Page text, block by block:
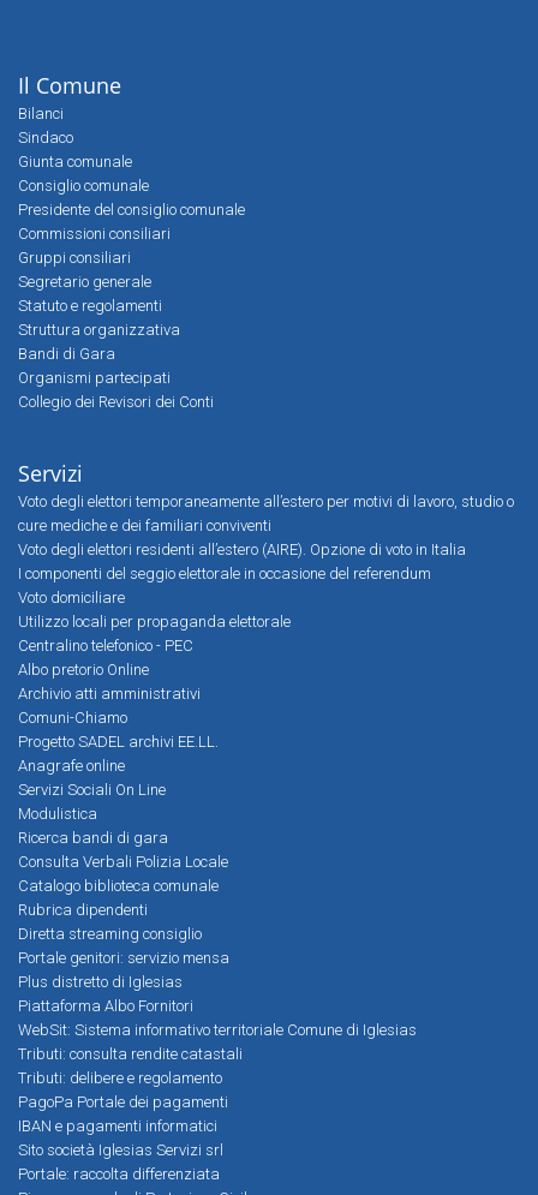
Il Comune
Bilanci
Sindaco
Giunta comunale
Consiglio comunale
Presidente del consiglio comunale
Commissioni consiliari
Gruppi consiliari
Segretario generale
Statuto e regolamenti
Struttura organizzativa
Bandi di Gara
Organismi partecipati
Collegio dei Revisori dei Conti
Servizi
Voto degli elettori temporaneamente all’estero per motivi di lavoro, studio o
cure mediche e dei familiari conviventi
Voto degli elettori residenti all’estero (AIRE). Opzione di voto in Italia
I componenti del seggio elettorale in occasione del referendum
Voto domiciliare
Utilizzo locali per propaganda elettorale
Centralino telefonico - PEC
Albo pretorio Online
Archivio atti amministrativi
Comuni-Chiamo
Progetto SADEL archivi EE.LL.
Anagrafe online
Servizi Sociali On Line
Modulistica
Ricerca bandi di gara
Consulta Verbali Polizia Locale
Catalogo biblioteca comunale
Rubrica dipendenti
Diretta streaming consiglio
Portale genitori: servizio mensa
Plus distretto di Iglesias
Piattaforma Albo Fornitori
WebSit: Sistema informativo territoriale Comune di Iglesias
Tributi: consulta rendite catastali
Tributi: delibere e regolamento
PagoPa Portale dei pagamenti
IBAN e pagamenti informatici
Sito società Iglesias Servizi srl
Portale: raccolta differenziata